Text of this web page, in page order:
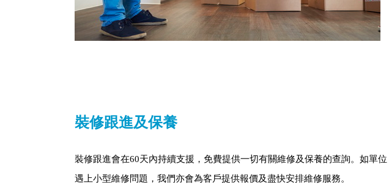
裝修跟進及保養
裝修跟進會在60天內持續支援，免費提供一切有關維修及保養的查詢。如單位
遇上小型維修問題，我們亦會為客戶提供報價及盡快安排維修服務。